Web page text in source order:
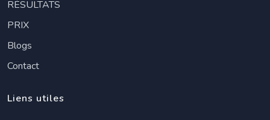
RÉSULTATS
PRIX
Blogs
Contact
Liens utiles